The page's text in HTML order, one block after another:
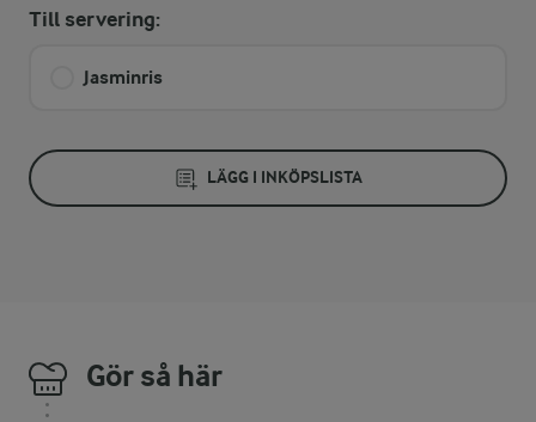
Till servering:
Jasminris
LÄGG I INKÖPSLISTA
Gör så här